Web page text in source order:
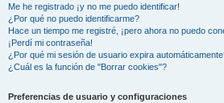
Me he registrado ¡y no me puedo identificar!
¿Por qué no puedo identificarme?
Hace un tiempo me registré, ¡pero ahora no puedo
¡Perdí mi contraseña!
¿Por qué mi sesión de usuario expira
¿Cuál es la función de "Borrar cookies"?
Preferencias de usuario y configuraciones